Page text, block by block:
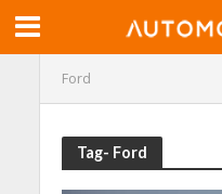
Ford
Tag- Ford